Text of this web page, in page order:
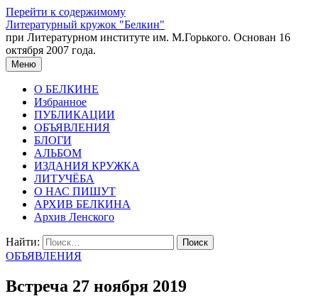
Перейти к содержимому
Литературный кружок "Белкин"
при Литературном институте им. М.Горького. Основан 16
октября 2007 года.
Меню
О БЕЛКИНЕ
Избранное
ПУБЛИКАЦИИ
ОБЪЯВЛЕНИЯ
БЛОГИ
АЛЬБОМ
ИЗДАНИЯ КРУЖКА
ЛИТУЧЁБА
О НАС ПИШУТ
АРХИВ БЕЛКИНА
Архив Ленского
Найти:
ОБЪЯВЛЕНИЯ
Встреча 27 ноября 2019